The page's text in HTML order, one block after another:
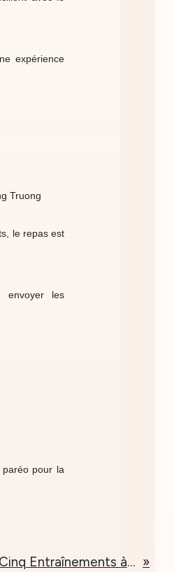
expérience
Truong
le repas est
envoyer les
pour la
Transmission des Cinq Entraînements à la Pleine Conscience le 25 juin 2017